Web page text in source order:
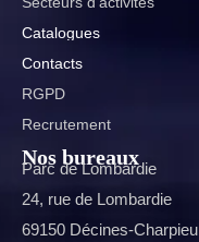
Catalogues
Contacts
RGPD
Recrutement
Nos bureaux
Parc de Lombardie
24, rue de Lombardie
69150 Décines-Charpieu